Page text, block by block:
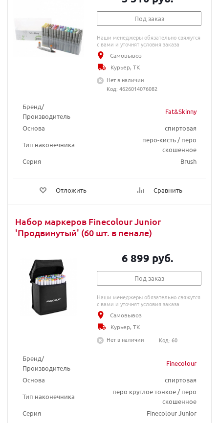
Бренд/
Производитель
Fat&Skinny
Основа
спиртовая
Тип наконечника
перо-кисть / перо
скошенное
Серия
Brush
Отложить Сравнить
Под заказ
Наши менеджеры обязательно свяжутся
с вами и уточнят условия заказа
Самовывоз
Курьер, ТК
Нет в наличии
Код: 4626014076082
Набор маркеров Finecolour Junior
'Продвинутый' (60 шт. в пенале)
Бренд/
Производитель
Finecolour
Основа
спиртовая
Тип наконечника
перо круглое тонкое / перо
скошенное
Серия
Finecolour Junior
6 899 руб.
Под заказ
Наши менеджеры обязательно свяжутся
с вами и уточнят условия заказа
Самовывоз
Курьер, ТК
Нет в наличии
Код: 60